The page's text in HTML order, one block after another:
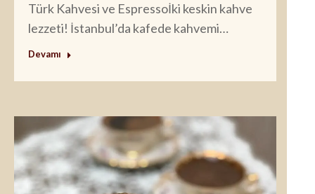
Türk Kahvesi ve Espressoİki keskin kahve
lezzeti! İstanbul’da kafede kahvemi…
Devamı